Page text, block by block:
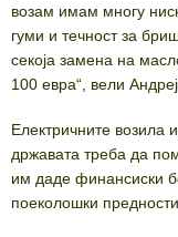
возам имам многу
гуми и течност за
секоја замена на
100 евра“, вели Андреј.
Електричните
државата треба да
им даде финансиски
поеколошки предности.